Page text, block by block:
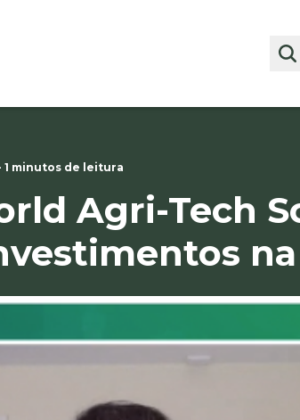
1 minutos de leitura
Agri-Tech
na